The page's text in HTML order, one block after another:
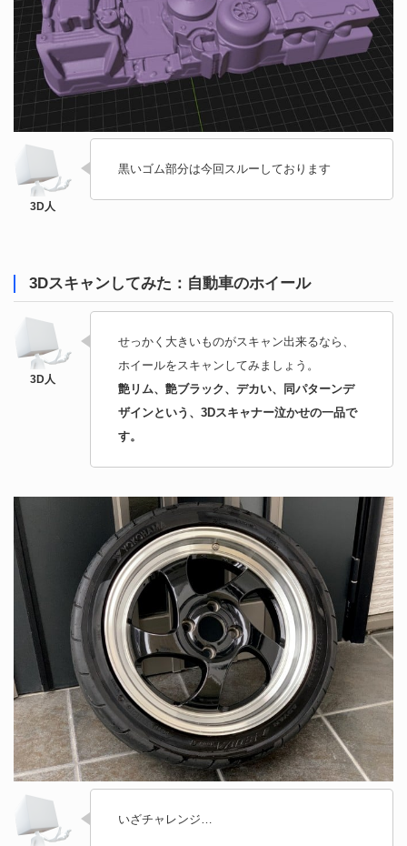
黒いゴム部分は今回スルーしております
3Dスキャンしてみた：自動車のホイール
せっかく大きいものがスキャン出来るなら、
ホイールをスキャンしてみましょう。
艶リム、艶ブラック、デカい、同パターンデ
ザインという、3Dスキャナー泣かせの一品で
す。
いざチャレンジ…